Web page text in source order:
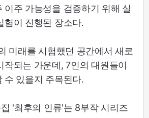
이주 가능성을 검증하기 위해 실
험이 진행된 장소다.
미래를 시험했던 공간에서 새로
작되는 가운데, 7인의 대원들이
수 있을지 주목된다.
'최후의 인류'는 8부작 시리즈